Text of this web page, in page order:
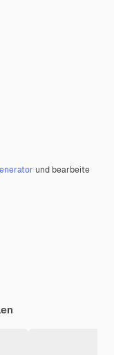
und bearbeite